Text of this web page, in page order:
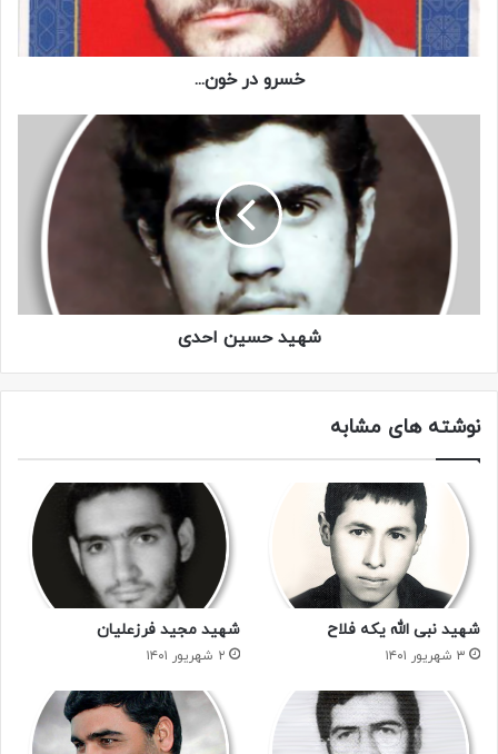
نامه‌ها
خسرو در خون...
شهید حسین احدی
نوشته های مشابه
شهید نبی الله یکه فلاح
۳ شهریور ۱۴۰۱
شهید مجید فرزعلیان
۲ شهریور ۱۴۰۱